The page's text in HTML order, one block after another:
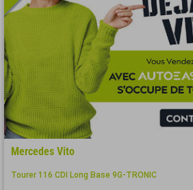
Mercedes Vito
Tourer 116 CDI Long Base 9G-TRONIC